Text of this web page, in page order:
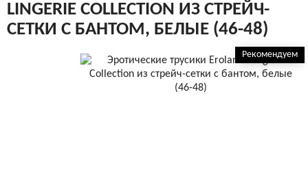
LINGERIE COLLECTION ИЗ СТРЕЙЧ-
СЕТКИ С БАНТОМ, БЕЛЫЕ (46-48)
Рекомендуем